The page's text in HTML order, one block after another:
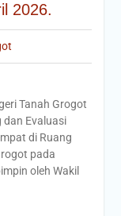
2026.
Tanah Grogot
Evaluasi
di Ruang
pada
oleh Wakil